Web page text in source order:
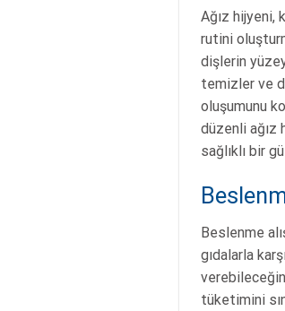
Ağız hijyeni,
rutini
dişlerin
temizler ve
oluşumunu
düzenli ağız
sağlıklı bir
Beslenme
gıdalarla
tüketimini